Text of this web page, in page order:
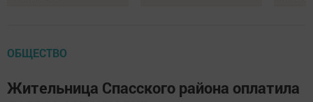
ОБЩЕСТВО
Жительница Спасского района оплатила